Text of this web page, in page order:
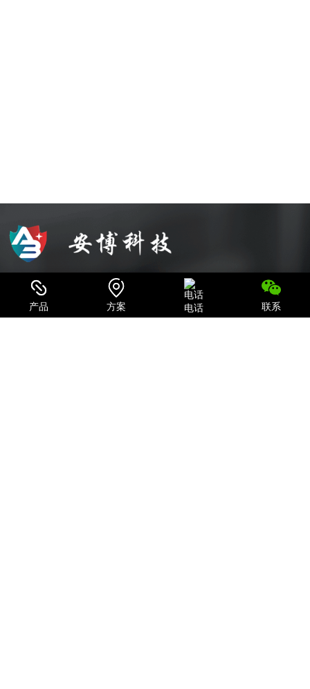
可信赖的电源系统集成商和IT产品、服务提供商
致力于为用户提供最全面的电力保护及机房一体化解决方案；
产品 方案 电话 联系